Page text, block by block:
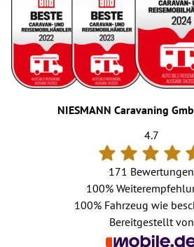
NIESMANN Caravaning
4.7
171 Bewertungen
100%
100%Fahrzeug wie
Bereitgestellt von